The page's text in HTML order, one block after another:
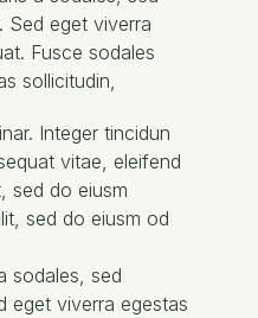
Sed eget viverra
Fusce sodales
sollicitudin,
Integer tincidun
vitae, eleifend
sed do eiusm
sed do eiusm od
sodales, sed
eget viverra egestas